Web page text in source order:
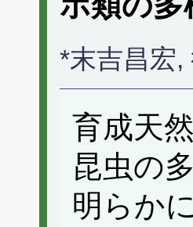
*末吉昌宏,
育成天
昆虫の
明らか